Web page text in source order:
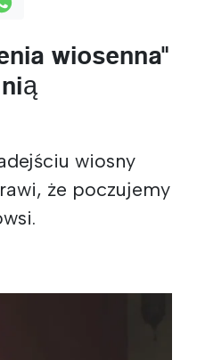
wiosenna"
wiosny
że poczujemy